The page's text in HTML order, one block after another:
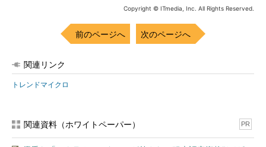
Copyright © ITmedia, Inc. All Rights Reserved.
前のページへ 次のページへ
関連リンク
トレンドマイクロ
関連資料（ホワイトペーパー） PR